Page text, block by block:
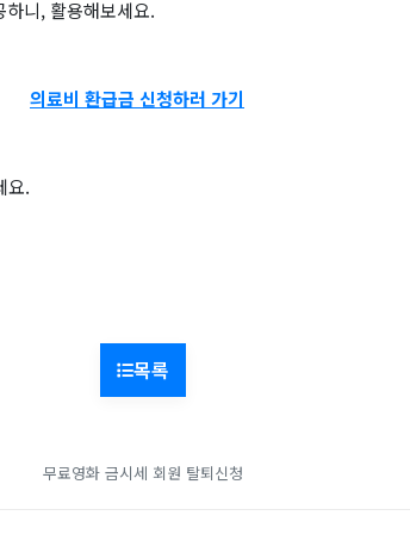
니, 활용해보세요.
의료비 환급금 신청하러 가기
요.
목록
무료영화 금시세 회원 탈퇴신청